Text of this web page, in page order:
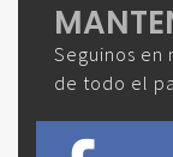
Seguinos en
de todo el